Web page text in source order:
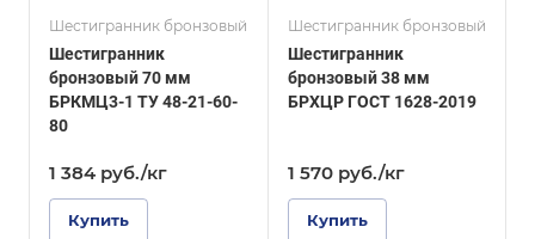
Шестигранник бронзовый
Шестигранник
бронзовый 70 мм
БРКМЦ3-1 ТУ 48-21-60-
80
1 384 руб./кг
Купить
Шестигранник бронзовый
Шестигранник
бронзовый 38 мм
БРХЦР ГОСТ 1628-2019
1 570 руб./кг
Купить